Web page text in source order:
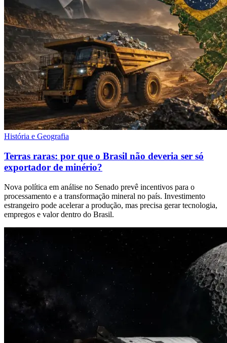
História e Geografia
Terras raras: por que o Brasil não deveria ser só
exportador de minério?
Nova política em análise no Senado prevê incentivos para o
processamento e a transformação mineral no país. Investimento
estrangeiro pode acelerar a produção, mas precisa gerar tecnologia,
empregos e valor dentro do Brasil.